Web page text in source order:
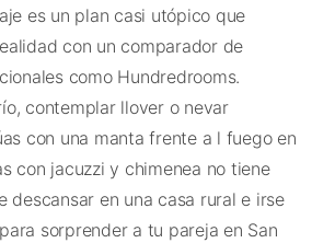
es un plan casi utópico que
con un comparador de
como Hundredrooms.
contemplar llover o nevar
con una manta frente a l fuego en
con jacuzzi y chimenea no tiene
descansar en una casa rural e irse
sorprender a tu pareja en San